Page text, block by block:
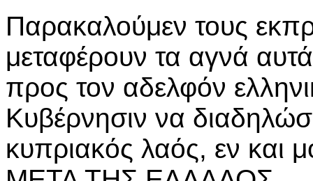
Παρακαλούμεν τους
μεταφέρουν τα αγνά
προς τον αδελφόν
Κυβέρνησιν να
κυπριακός λαός, εν και